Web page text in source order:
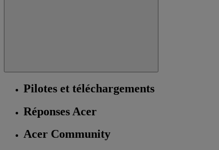
Pilotes et téléchargements
Réponses Acer
Acer Community